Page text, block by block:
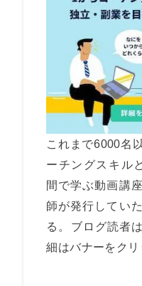
これまで6000名
ーチングスキル
間で学ぶ動画講
師が発行してい
る。ブログ読者
細はバナーをクリ